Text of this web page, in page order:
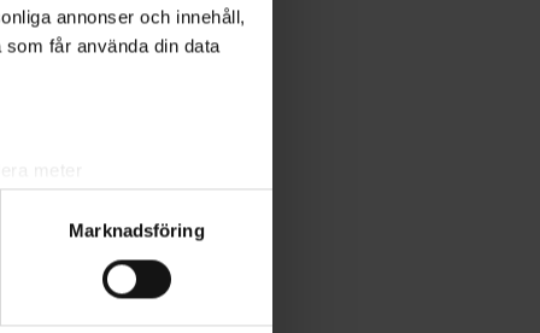
annonser och innehåll,
får använda din data
. Du kan ändra
Marknadsföring